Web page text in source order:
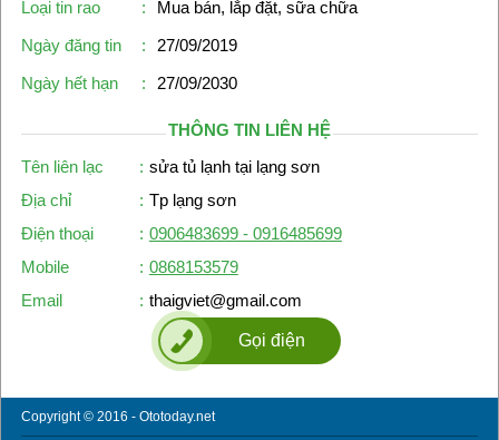
Loại tin rao
:
Mua bán, lắp đặt, sữa chữa
Ngày đăng tin
:
27/09/2019
Ngày hết hạn
: 27/09/2030
THÔNG TIN LIÊN HỆ
Tên liên lạc
: sửa tủ lạnh tại lạng sơn
Địa chỉ
: Tp lạng sơn
Điện thoại
: 0906483699 - 0916485699
Mobile
: 0868153579
Email
: thaigviet@gmail.com
Gọi điện
Copyright © 2016 - Ototoday.net